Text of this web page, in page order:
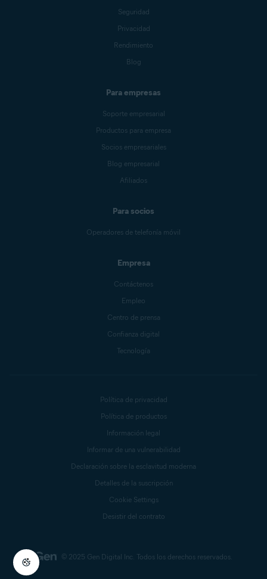
Seguridad
Privacidad
Rendimiento
Blog
Para empresas
Soporte empresarial
Productos para empresa
Socios empresariales
Blog empresarial
Afiliados
Para socios
Operadores de telefonía móvil
Empresa
Contáctenos
Empleo
Centro de prensa
Confianza digital
Tecnología
© 2025 Gen Digital Inc. Todos los derechos reservados.
Política de privacidad
Política de productos
Información legal
Informar de una vulnerabilidad
Declaración sobre la esclavitud moderna
Detalles de la suscripción
Cookie Settings
Desistir del contrato